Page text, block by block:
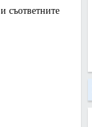
съответните